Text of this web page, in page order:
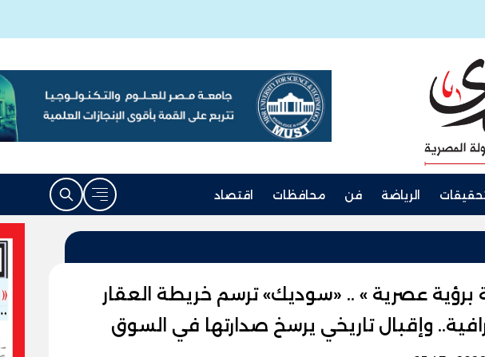
الرياضة فن محافظات اقتصاد
برؤية عصرية » .. «سوديك» ترسم خريطة العقار
وإقبال تاريخي يرسخ صدارتها في السوق